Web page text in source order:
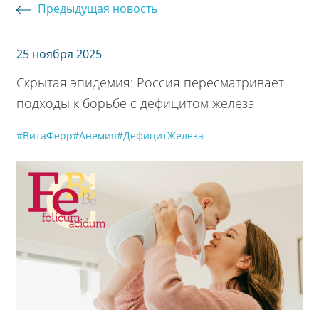
Предыдущая новость
25 ноября 2025
Скрытая эпидемия: Россия пересматривает
подходы к борьбе с дефицитом железа
#ВитаФерр#Анемия#ДефицитЖелеза